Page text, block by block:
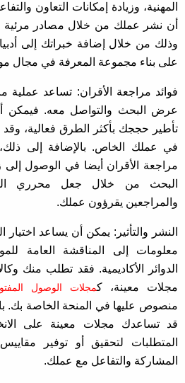
المهنية، وزيادة إمكانات التعاون
أن نشر عملك من خلال مصادر مرئية
وذلك من خلال إضافة خبراتك إلى
على بناء مجموعة المعرفة في مجال
فوائد مراجعة الأقران: تساعد عملية
عرض البحث والتواصل معه. فيمكن
تأطير حججك بأكثر الطرق فعالية،
في عملك الخاص. بالإضافة إلى
مراجعة الأقران أيضا في الوصول إلى
البحث من خلال جعل محرري
والمراجعين يقرؤون عملك.
النشر والتأثير: يمكن أن يساعد
معلومات إلى المناقشة العامة
الدوائر الأكاديمية. فقد تطلب منك
مجلات معينة، كمجلات الوصول
منصوص عليها في المنحة الخاصة بك.
قد تساعدك مجلات معينة على
المتطلبات لتحقيق أو توفير
المشاركة والتفاعل مع عملك.